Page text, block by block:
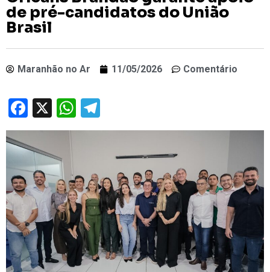
de pré-candidatos do União
Brasil
Maranhão no Ar 11/05/2026 Comentário
Facebook
X WhatsApp